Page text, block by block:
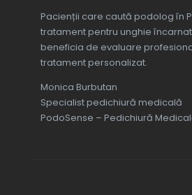
Pacienții care caută podolog în
tratament pentru unghie
beneficia de evaluare
tratament personalizat.
Monica Burbutan
Specialist pedichiură medicală
PodoSense – Pedichiură